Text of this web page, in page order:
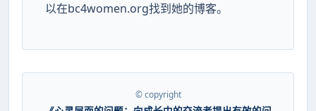
以在bc4women.org找到她的博客。
© copyright